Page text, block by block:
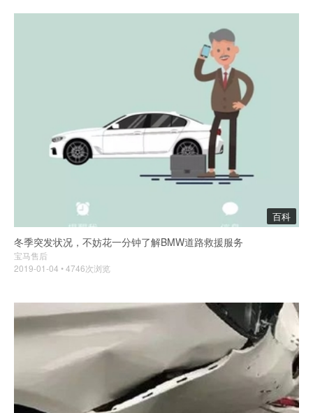
百科
冬季突发状况，不妨花一分钟了解BMW道路救援服务
宝马售后
2019-01-04 • 4746次浏览